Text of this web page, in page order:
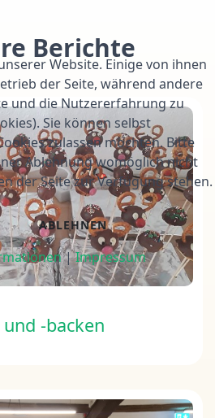
Berichte
-backen
Website. Einige von ihnen
der Seite, während andere
und die Nutzererfahrung zu
Sie können selbst
zulassen möchten. Bitte
Ablehnung womöglich nicht
der Seite zur Verfügung stehen.
ABLEHNEN
|Impressum